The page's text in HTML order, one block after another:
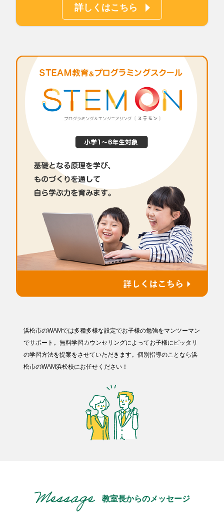
詳しくはこちら
浜松市のWAMでは多種多様な設定でお子様の勉強をマンツーマン
でサポート。無料学習カウンセリングによってお子様にピッタリ
の学習方法を提案をさせていただきます。個別指導のことなら浜
松市のWAM浜松校にお任せください！
教室長からのメッセージ